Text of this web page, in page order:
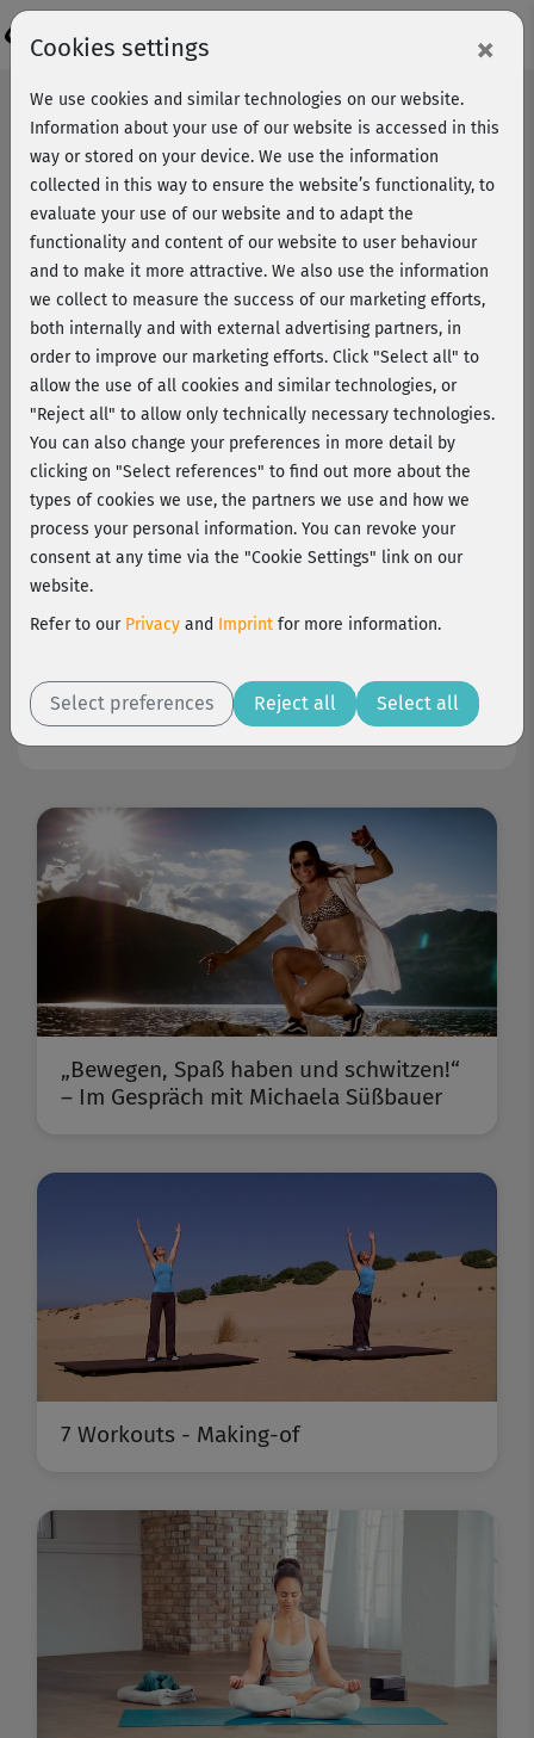
Making-of - schwanger & fit
Hinter den Kulissen einer fröhlichen Produktion:
Emel, Kathleen, Bozica, Carla & die Crew drehen in
wunderschöner Naturkulisse. Alles läuft perfekt –
bis der Himmel überraschend seine Schleusen
Jetzt neu bei fitnessRAUM.de: das Making-of von
"schwanger & fit".
„Bewegen, Spaß haben und schwitzen!“
– Im Gespräch mit Michaela Süßbauer
7 Workouts - Making-of
Cookies settings ×
We use cookies and similar technologies on our website.
Information about your use of our website is accessed in this
way or stored on your device. We use the information
collected in this way to ensure the website’s functionality, to
evaluate your use of our website and to adapt the
functionality and content of our website to user behaviour
and to make it more attractive. We also use the information
we collect to measure the success of our marketing efforts,
both internally and with external advertising partners, in
order to improve our marketing efforts. Click "Select all" to
allow the use of all cookies and similar technologies, or
"Reject all" to allow only technically necessary technologies.
You can also change your preferences in more detail by
clicking on "Select references" to find out more about the
types of cookies we use, the partners we use and how we
process your personal information. You can revoke your
consent at any time via the "Cookie Settings" link on our
website.
Refer to our Privacy and Imprint for more information.
Select preferences Reject all Select all